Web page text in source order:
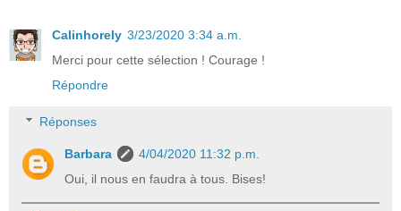
Calinhorely 3/23/2020 3:34 a.m.
Merci pour cette sélection ! Courage !
Répondre
Réponses
Barbara
4/04/2020 11:32 p.m.
Oui, il nous en faudra à tous. Bises!